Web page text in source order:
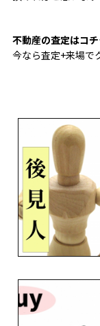
不動産の査定はコ
今なら査定+来場で